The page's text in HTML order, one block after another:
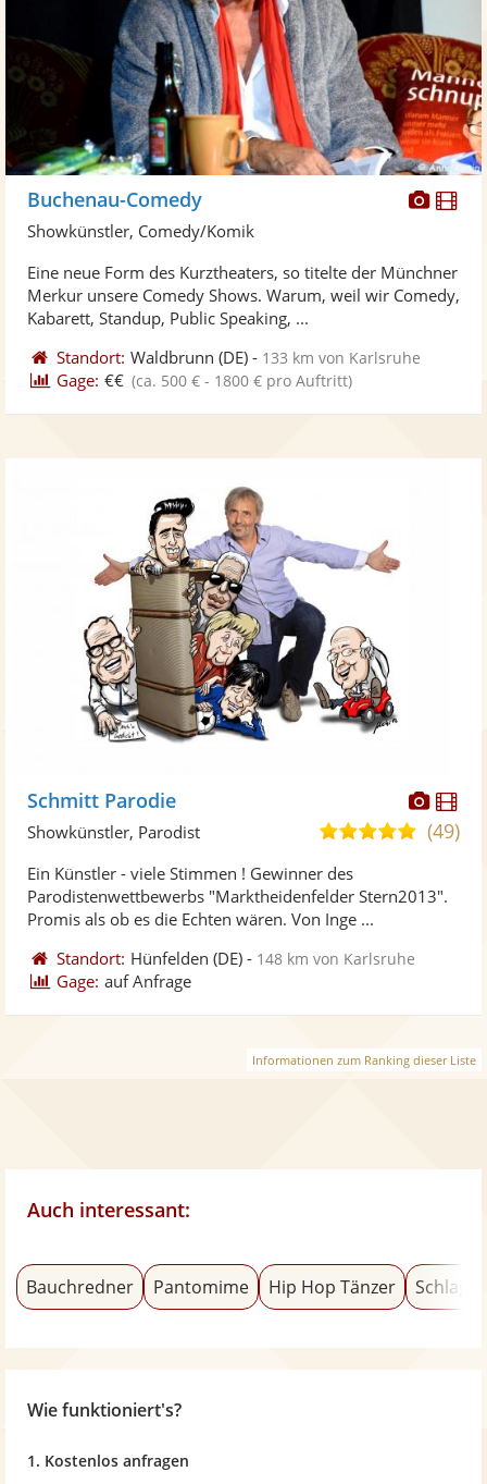
Fotos
Buchenau-Comedy
Showkünstler, Comedy/Komik
Eine neue Form des Kurztheaters, so titelte der Münchner
Merkur unsere Comedy Shows. Warum, weil wir Comedy,
Kabarett, Standup, Public Speaking, ...
Standort: Waldbrunn (DE) - 133 km von Karlsruhe
Gage: €€ (ca. 500 € - 1800 € pro Auftritt)
Schmitt Parodie
4,9(49)
Showkünstler, Parodist
Ein Künstler - viele Stimmen ! Gewinner des
Parodistenwettbewerbs "Marktheidenfelder Stern2013".
Promis als ob es die Echten wären. Von Inge ...
Standort: Hünfelden (DE) - 148 km von Karlsruhe
Gage: auf Anfrage
Informationen zum Ranking dieser Liste
Auch interessant:
Bauchredner Pantomime Hip Hop Tänzer
Wie funktioniert's?
1. Kostenlos anfragen